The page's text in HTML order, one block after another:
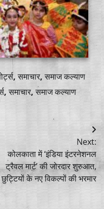
,समाचार,समाज कल्याण
,समाचार,समाज कल्याण
Next:
कोलकाता में ‘इंडिया इंटरनेशनल
ट्रैवल मार्ट’ की जोरदार शुरुआत,
छुट्टियों के नए विकल्पों की भरमार